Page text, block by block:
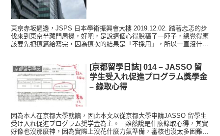
東京赤坂週邊，JSPS 日本學術振興會大樓 2019.12.02. 踏著忐忑的步
伐來到東京半藏門周邊，好吧，是說這個心得脫稿了一陣子，總覺得應
該要先把這篇給寫完，因為這次的結果是「不採用」，所以一直沒什麼
京都留學筆記
[京都留學日誌] 014 – JASSO 留
学生受入れ促進プログラム獎學金
– 錄取心得
因為本人在京都大學就讀，因此本文以從京都大學申請JASSO 留學生
受け入れ促進プログラム奨学金為主。 - 雖然說是什麼錄取心得，其實
好像也沒那麼神，因為實際上沒花什麼力氣準備，審核也沒太多困難的